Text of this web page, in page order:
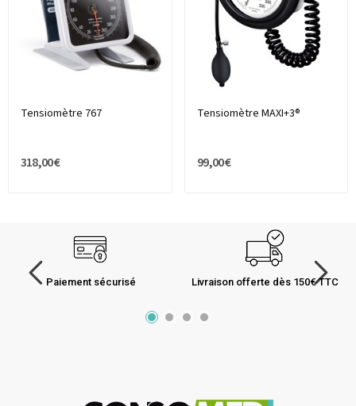
Tensiomètre 767
318,00 €
Tensiomètre MAXI+3®
99,00 €
Paiement sécurisé Livraison offerte dès 150€ TTC